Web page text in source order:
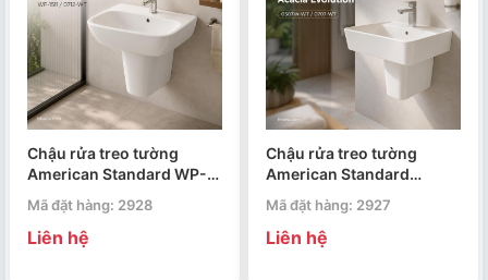
Chậu rửa treo tường
American Standard WP-
Mã đặt hàng: 2928
Liên hệ
Chậu rửa treo tường
American Standard
Acacia Evolution
Mã đặt hàng: 2927
Liên hệ